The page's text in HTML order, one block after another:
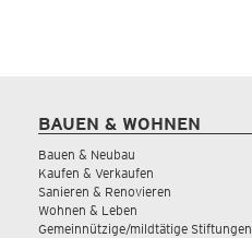
BAUEN & WOHNEN
Bauen & Neubau
Kaufen & Verkaufen
Sanieren & Renovieren
Wohnen & Leben
Gemeinnützige/mildtätige Stiftungen